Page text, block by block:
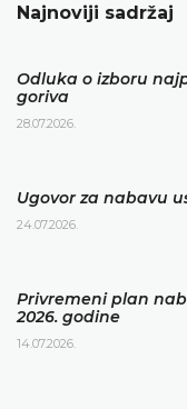
Najnoviji sadržaj
Odluka o izboru
goriva
28.07.2026.
Ugovor za nabavu
24.07.2026.
Privremeni plan
2026. godine
14.07.2026.